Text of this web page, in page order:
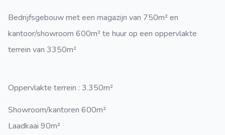
Bedrijfsgebouw met een magazijn van 750m² en
kantoor/showroom 600m² te huur op een oppervlakte
terrein van 3350m²
Oppervlakte terrein : 3.350m²
Showroom/kantoren 600m²
Laadkaai 90m²